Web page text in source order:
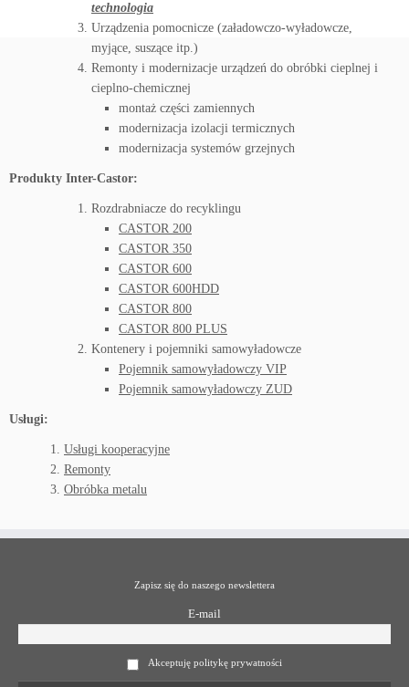
technologia
Urządzenia pomocnicze (załadowczo-wyładowcze,
myjące, suszące itp.)
Remonty i modernizacje urządzeń do obróbki cieplnej i
cieplno-chemicznej
montaż części zamiennych
modernizacja izolacji termicznych
modernizacja systemów grzejnych
Produkty Inter-Castor:
Rozdrabniacze do recyklingu
CASTOR 200
CASTOR 350
CASTOR 600
CASTOR 600HDD
CASTOR 800
CASTOR 800 PLUS
Kontenery i pojemniki samowyładowcze
Pojemnik samowyładowczy VIP
Pojemnik samowyładowczy ZUD
Usługi:
Usługi kooperacyjne
Remonty
Obróbka metalu
Zapisz się do naszego newslettera
E-mail
Akceptuję politykę prywatności